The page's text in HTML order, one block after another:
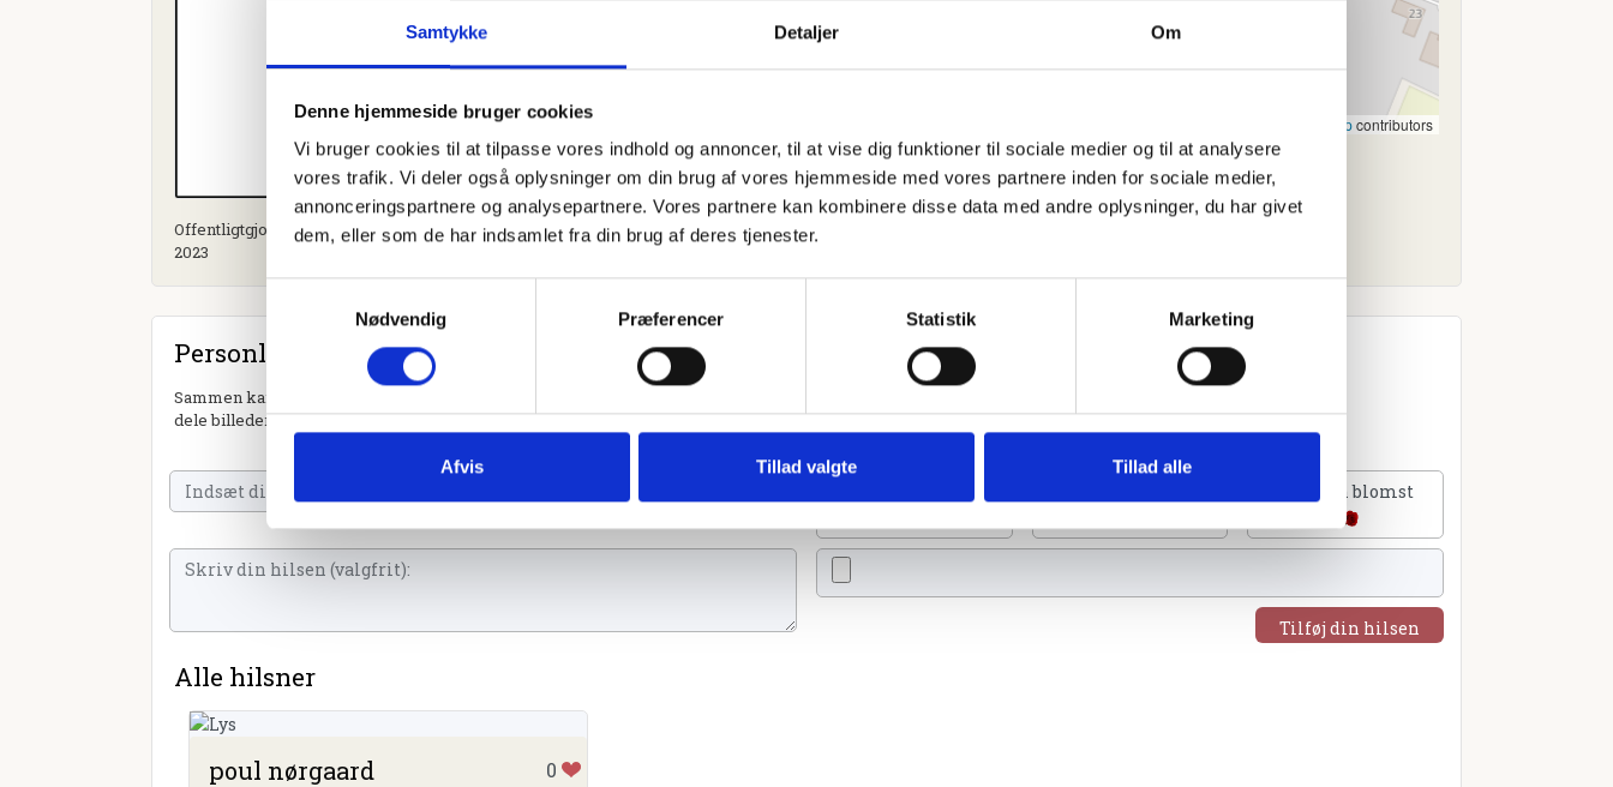
Samtykke Detaljer Om
Denne hjemmeside bruger cookies
Vi bruger cookies til at tilpasse vores indhold og annoncer, til at vise dig funktioner til sociale medier og til at analysere
vores trafik. Vi deler også oplysninger om din brug af vores hjemmeside med vores partnere inden for sociale medier,
annonceringspartnere og analysepartnere. Vores partnere kan kombinere disse data med andre oplysninger, du har givet
dem, eller som de har indsamlet fra din brug af deres tjenester.
Nødvendig
Præferencer Statistik Marketing
Afvis Tillad valgte Tillad alle
Offentligtgjort i Torsdags-Avisen Ulfborg Vemb d. 28. november
2023
Se flere
OpenStreetMapcontributors
Personlig hilsen
Sammen kan vi mindes Christen Høj Boutrup. Du kan tænde et lys, skrive et mindeord,
dele billeder og video eller blot sende et hjerte eller en rose
Tilføj en blomst
Tilføj din hilsen
Alle hilsner
poul nørgaard 0